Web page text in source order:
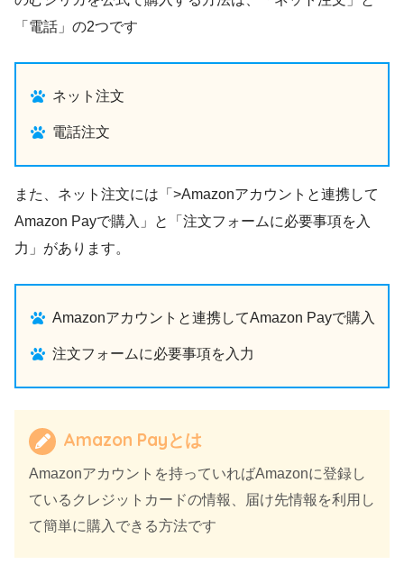
「電話」の2つです
ネット注文
電話注文
また、ネット注文には「>Amazonアカウントと連携して
Amazon Payで購入」と「注文フォームに必要事項を入
力」があります。
Amazonアカウントと連携してAmazon Payで購入
注文フォームに必要事項を入力
Amazon Payとは
Amazonアカウントを持っていればAmazonに登録し
ているクレジットカードの情報、届け先情報を利用し
て簡単に購入できる方法です